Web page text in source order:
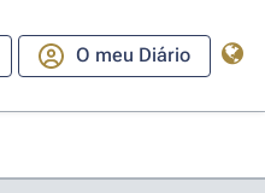
O meu Diário